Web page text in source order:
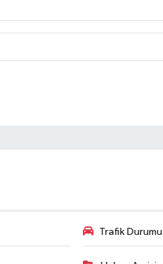
Trafik Durumu